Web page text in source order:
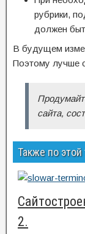
рубрики,
должен
В будущем
Поэтому лучше
сайта,
Также по этой
2.